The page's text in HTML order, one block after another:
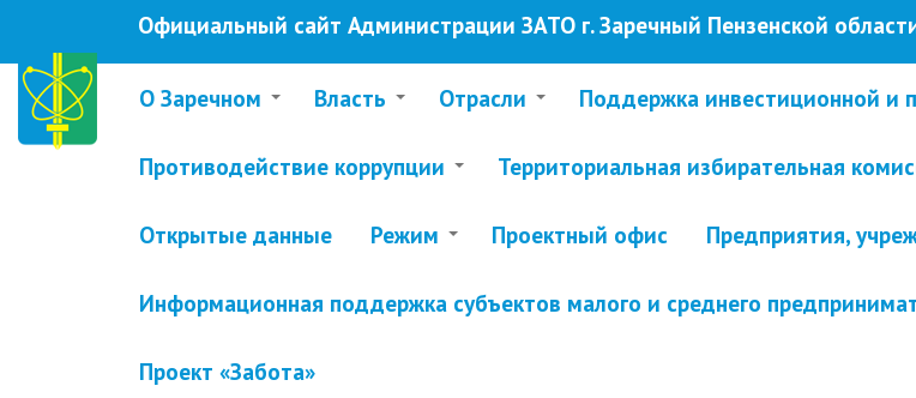
основному
содержанию
Официальный сайт Администрации ЗАТО г. Заречный Пензенской
О Заречном Власть Отрасли Поддержка инвестиционной и
Противодействие коррупции Территориальная избирательная
Открытые данные Режим Проектный офис Предприятия,
Информационная поддержка субъектов малого и среднего
Проект «Забота»